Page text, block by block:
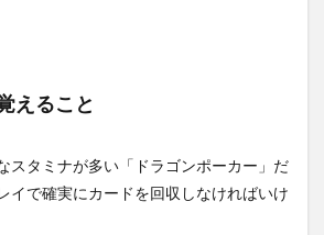
えること
スタミナが多い「ドラゴンポーカー」だ
イで確実にカードを回収しなければいけ